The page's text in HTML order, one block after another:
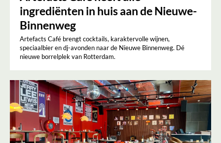
ingrediënten in huis aan de Nieuwe-
Binnenweg
Artefacts Café brengt cocktails, karaktervolle wijnen,
speciaalbier en dj-avonden naar de Nieuwe Binnenweg. Dé
nieuwe borrelplek van Rotterdam.